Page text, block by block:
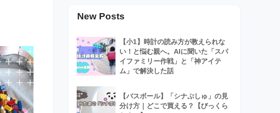
New Posts
【小1】時計の読み方が教えられな
い！と悩む親へ。AIに聞いた「スパ
イファミリー作戦」と「神アイテ
ム」で解決した話
【バスボール】「シナぷしゅ」の見
分け方｜どこで買える？【びっくら